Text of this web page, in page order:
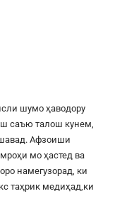
шумо ҳаводору
саъю талош кунем,
Афзоиши
мо ҳастед ва
намегузорад, ки
таҳрик медиҳад,ки